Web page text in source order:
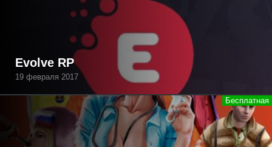
Evolve RP
19 февраля 2017